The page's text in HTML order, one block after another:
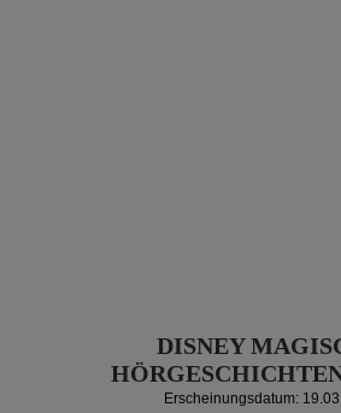
DISNEY
Erscheinungsdatum: